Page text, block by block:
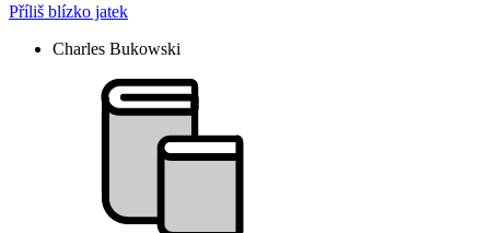
Příliš blízko jatek
Charles Bukowski